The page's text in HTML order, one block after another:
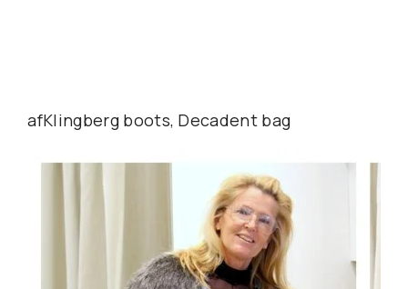
afKlingberg boots, Decadent bag